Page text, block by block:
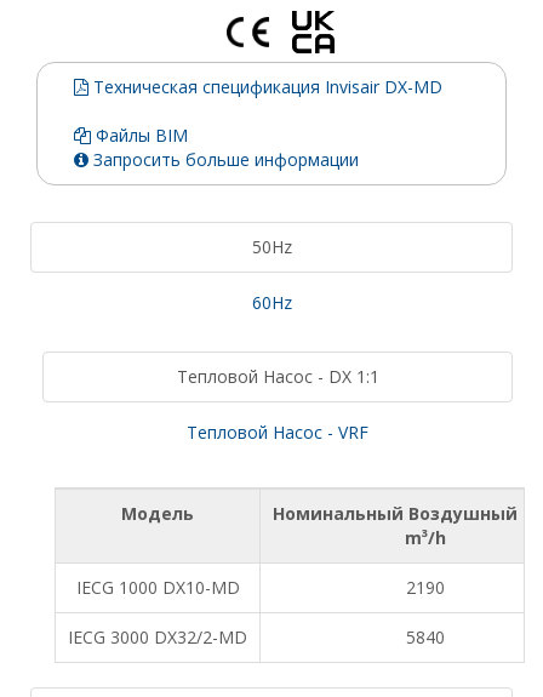
Техническая спецификация Invisair DX-MD
Файлы BIM
Запросить больше информации
50Hz
60Hz
Тепловой Насос - DX 1:1
Тепловой Насос - VRF
Модель
Номинальный Воздушный
m³/h
IECG 1000 DX10-MD 2190
IECG 3000 DX32/2-MD 5840